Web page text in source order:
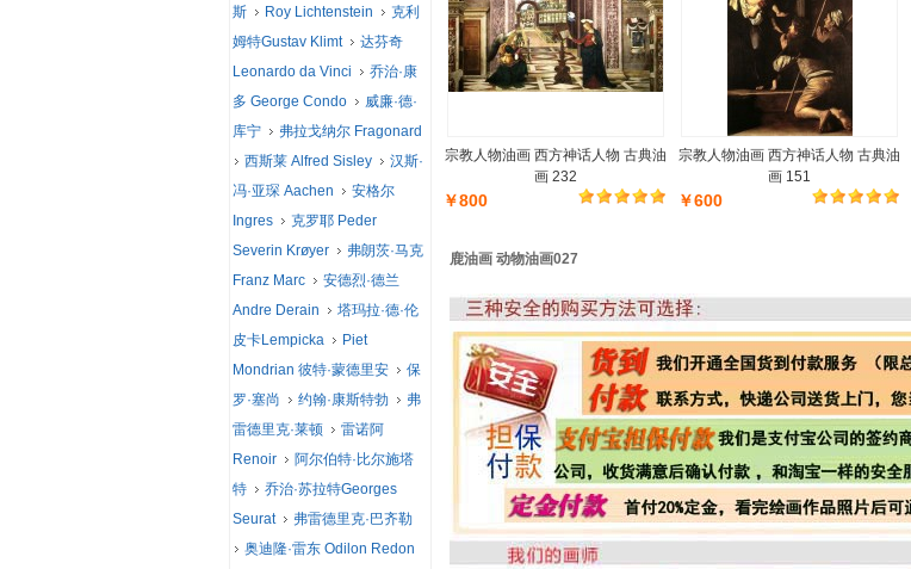
宗教人物油画 西方神话人物 古典油
画 232
￥800
宗教人物油画 西方神话人物 古典油
画 151
￥600
鹿油画 动物油画027
斯
Roy Lichtenstein
克利
姆特Gustav Klimt
达芬奇
Leonardo da Vinci
乔治·康
多 George Condo
威廉·德·
库宁
弗拉戈纳尔 Fragonard
西斯莱 Alfred Sisley
汉斯·
冯·亚琛 Aachen
安格尔
Ingres
克罗耶 Peder
Severin Krøyer
弗朗茨·马克
Franz Marc
安德烈·德兰
Andre Derain
塔玛拉·德·伦
皮卡Lempicka
Piet
Mondrian 彼特·蒙德里安
保
罗·塞尚
约翰·康斯特勃
弗
雷德里克·莱顿
雷诺阿
Renoir
阿尔伯特·比尔施塔
特
乔治·苏拉特Georges
Seurat
弗雷德里克·巴齐勒
奥迪隆·雷东 Odilon Redon